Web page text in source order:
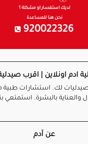
لديك استفسار او مشكلة ؟
نحن هنا للمساعدة
920022326
ادم اونلاين | اقرب
لك. استشارات
والعناية بالبشرة. استمتعي
عن آدم